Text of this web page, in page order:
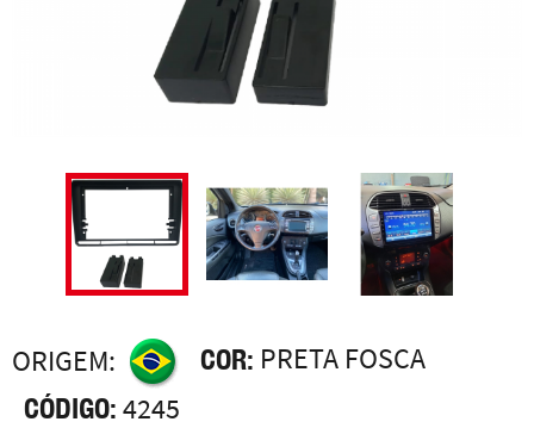
ORIGEM: COR: PRETA FOSCA
CÓDIGO: 4245